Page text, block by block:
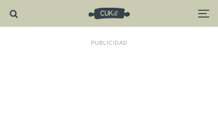
PUBLICIDAD